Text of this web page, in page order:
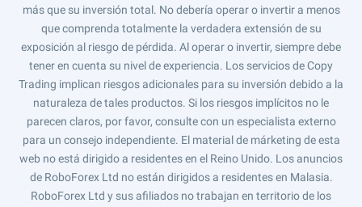
más que su inversión total. No debería operar o invertir a menos
que comprenda totalmente la verdadera extensión de su
exposición al riesgo de pérdida. Al operar o invertir, siempre debe
tener en cuenta su nivel de experiencia. Los servicios de Copy
Trading implican riesgos adicionales para su inversión debido a la
naturaleza de tales productos. Si los riesgos implícitos no le
parecen claros, por favor, consulte con un especialista externo
para un consejo independiente. El material de márketing de esta
web no está dirigido a residentes en el Reino Unido. Los anuncios
de RoboForex Ltd no están dirigidos a residentes en Malasia.
RoboForex Ltd y sus afiliados no trabajan en territorio de los